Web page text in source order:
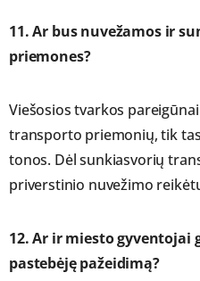
11. Ar bus nuvežamos ir
priemones?
Viešosios tvarkos
transporto priemonių, tik
tonos. Dėl sunkiasvorių
priverstinio nuvežimo
12. Ar ir miesto gyventojai
pastebėję pažeidimą?